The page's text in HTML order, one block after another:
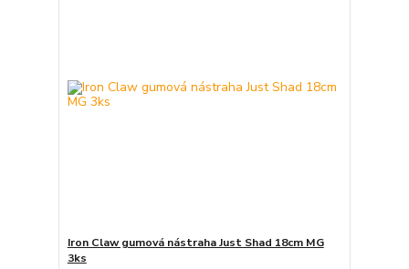
Iron Claw gumová nástraha Just Shad 18cm MG
3ks